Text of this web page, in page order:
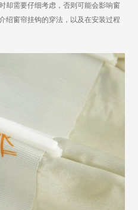
需要仔细考虑，否则可能会影响窗
绍窗帘挂钩的穿法，以及在安装过程